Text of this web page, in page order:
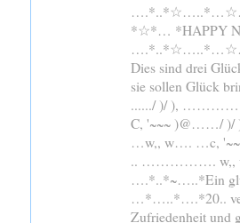
*☆*… *HAPPY
Dies sind drei
sie sollen Glück
....../ )/ ),
C, '~~~ )@……/
…w,, w…. …c,
.. …………….
….*..*~…..*Ein
…*…..*….*20..
Zufriedenheit